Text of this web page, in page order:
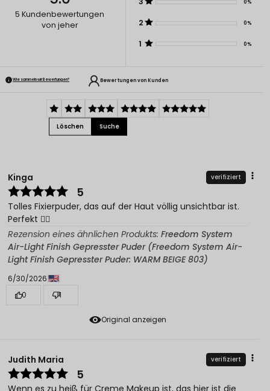
5 Kundenbewertungen
von jeher
0%
2 0%
1 0%
Wie sammeln wir Bewertungen? Bewertungen von Kunden
Löschen Suche
Original anzeigen
Kinga verifiziert
5
Tolles Fixierpuder, das auf der Haut völlig unsichtbar ist.
Perfekt 👌🏽
Rezension eines ähnlichen Produkts: Freedom System
Air-Light Finish Gepresster Puder (Freedom System Air-
Light Finish Gepresster Puder: WARM BEIGE 803)
6/30/2026
0
1
Judith Maria verifiziert
5